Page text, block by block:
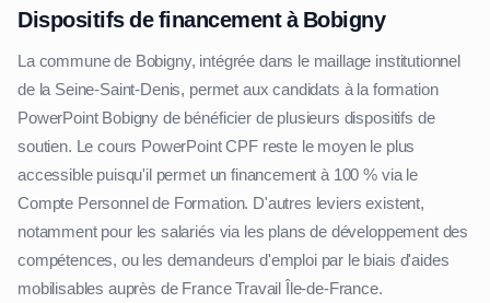
Dispositifs de financement à Bobigny
La commune de Bobigny, intégrée dans le maillage institutionnel
de la Seine-Saint-Denis, permet aux candidats à la formation
PowerPoint Bobigny de bénéficier de plusieurs dispositifs de
soutien. Le cours PowerPoint CPF reste le moyen le plus
accessible puisqu'il permet un financement à 100 % via le
Compte Personnel de Formation. D'autres leviers existent,
notamment pour les salariés via les plans de développement des
compétences, ou les demandeurs d'emploi par le biais d'aides
mobilisables auprès de France Travail Île-de-France.